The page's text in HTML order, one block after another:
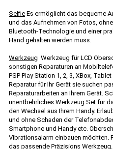
Selfie Es ermöglicht das bequeme
und das Aufnehmen von Fotos,
Bluetooth-Technologie und einer
Hand gehalten werden muss.
Werkzeug Werkzeug für LCD
sonstigen Reparaturen an
PSP Play Station 1, 2, 3, XBox,
Reparatur für Ihr Gerät sie suchen
Reparaturarbeiten an Ihrem Gerät.
unentbehrliches Werkzeug Set für
den Wechsel aus Ihrem Handy.
und ohne Schaden der
Smartphone und Handy etc.
Vibrationsalarm einbauen möchten.
das passende Präzisions